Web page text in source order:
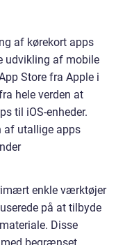
af kørekort apps
udvikling af mobile
Store fra Apple i
hele verden at
til iOS-enheder.
af utallige apps
enkle værktøjer
på at tilbyde
Disse